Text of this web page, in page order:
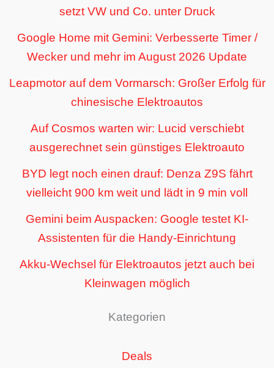
setzt VW und Co. unter Druck
Google Home mit Gemini: Verbesserte Timer /
Wecker und mehr im August 2026 Update
Leapmotor auf dem Vormarsch: Großer Erfolg für
chinesische Elektroautos
Auf Cosmos warten wir: Lucid verschiebt
ausgerechnet sein günstiges Elektroauto
BYD legt noch einen drauf: Denza Z9S fährt
vielleicht 900 km weit und lädt in 9 min voll
Gemini beim Auspacken: Google testet KI-
Assistenten für die Handy-Einrichtung
Akku-Wechsel für Elektroautos jetzt auch bei
Kleinwagen möglich
Kategorien
Deals